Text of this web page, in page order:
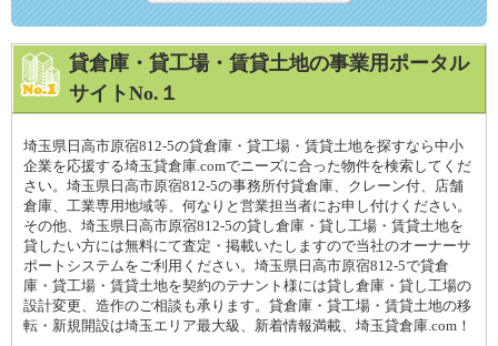
貸倉庫・貸工場・賃貸土地の事業用ポータル
サイトNo.１
埼玉県日高市原宿812-5の貸倉庫・貸工場・賃貸土地を探すなら中小
企業を応援する埼玉貸倉庫.comでニーズに合った物件を検索してくだ
さい。埼玉県日高市原宿812-5の事務所付貸倉庫、クレーン付、店舗
倉庫、工業専用地域等、何なりと営業担当者にお申し付けください。
その他、埼玉県日高市原宿812-5の貸し倉庫・貸し工場・賃貸土地を
貸したい方には無料にて査定・掲載いたしますので当社のオーナーサ
ポートシステムをご利用ください。埼玉県日高市原宿812-5で貸倉
庫・貸工場・賃貸土地を契約のテナント様には貸し倉庫・貸し工場の
設計変更、造作のご相談も承ります。貸倉庫・貸工場・賃貸土地の移
転・新規開設は埼玉エリア最大級、新着情報満載、埼玉貸倉庫.com！